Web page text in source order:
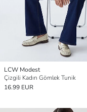
LCW Modest
Çizgili Kadın Gömlek Tunik
16.99 EUR